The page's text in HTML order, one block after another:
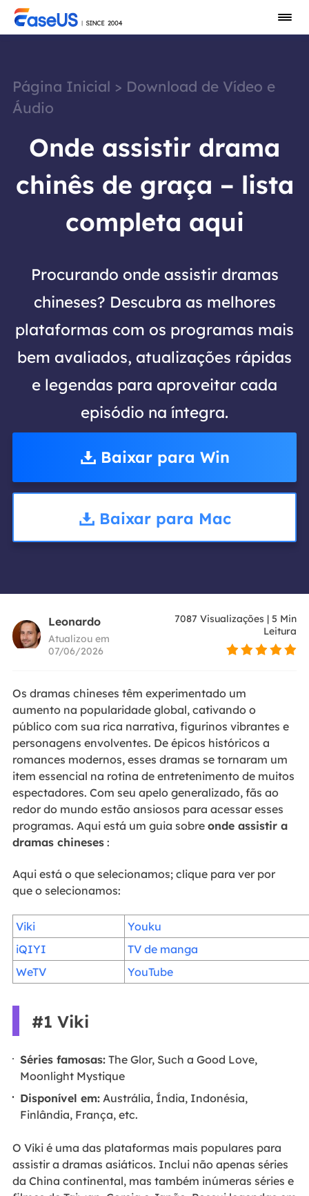
Página Inicial > Download de Vídeo e
Áudio
Onde assistir drama
chinês de graça – lista
completa aqui
Procurando onde assistir dramas
chineses? Descubra as melhores
plataformas com os programas mais
bem avaliados, atualizações rápidas
e legendas para aproveitar cada
episódio na íntegra.
Baixar para Win
Baixar para Mac
Leonardo
Atualizou em
07/06/2026
7087 Visualizações |5 Min
Leitura
Os dramas chineses têm experimentado um
aumento na popularidade global, cativando o
público com sua rica narrativa, figurinos vibrantes e
personagens envolventes. De épicos históricos a
romances modernos, esses dramas se tornaram um
item essencial na rotina de entretenimento de muitos
espectadores. Com seu apelo generalizado, fãs ao
redor do mundo estão ansiosos para acessar esses
programas. Aqui está um guia sobre onde assistir a
dramas chineses:
Aqui está o que selecionamos; clique para ver por
que o selecionamos:
Viki
Youku
iQIYI
TV de manga
WeTV
YouTube
#1 Viki
Séries famosas: The Glor, Such a Good Love,
Moonlight Mystique
Disponível em: Austrália, Índia, Indonésia,
Finlândia, França, etc.
O Viki é uma das plataformas mais populares para
assistir a dramas asiáticos. Inclui não apenas séries
da China continental, mas também inúmeras séries e